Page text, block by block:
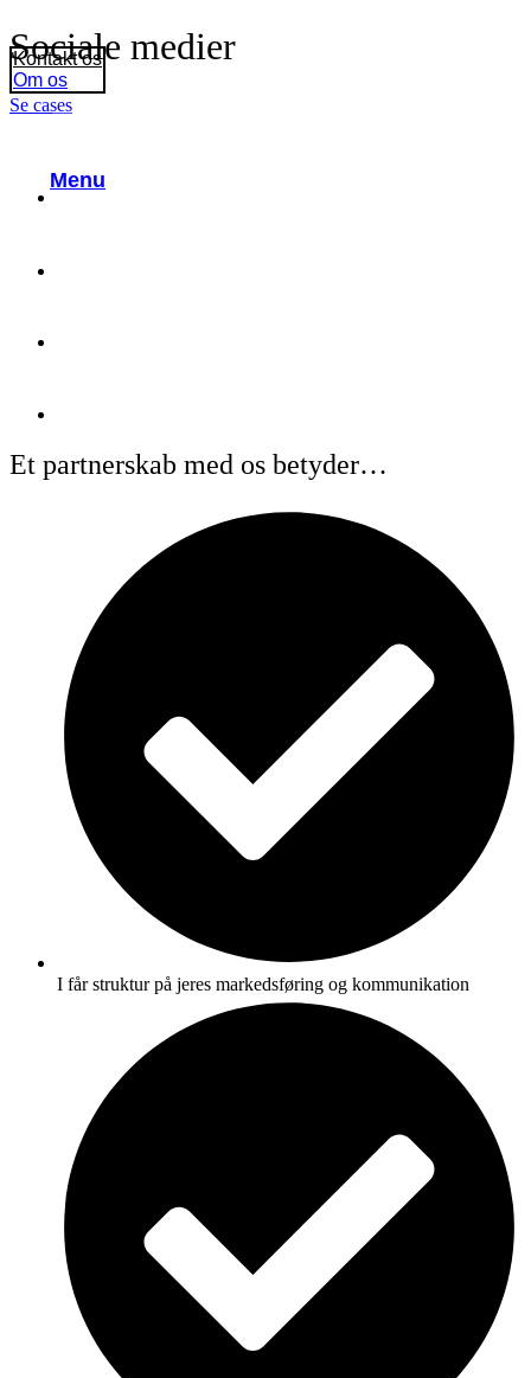
Kontakt os
Om os
Menu
Sociale medier
Se cases
Et partnerskab med os betyder…
I får struktur på jeres markedsføring og kommunikation